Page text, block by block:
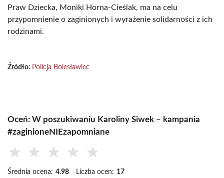
Praw Dziecka, Moniki Horna-Cieślak, ma na celu
przypomnienie o zaginionych i wyrażenie solidarności z ich
rodzinami.
Źródło: Policja Bolesławiec
Oceń: W poszukiwaniu Karoliny Siwek – kampania
#zaginioneNIEzapomniane
★ ★ ★ ★ ★
Średnia ocena: 4.98 Liczba ocen: 17